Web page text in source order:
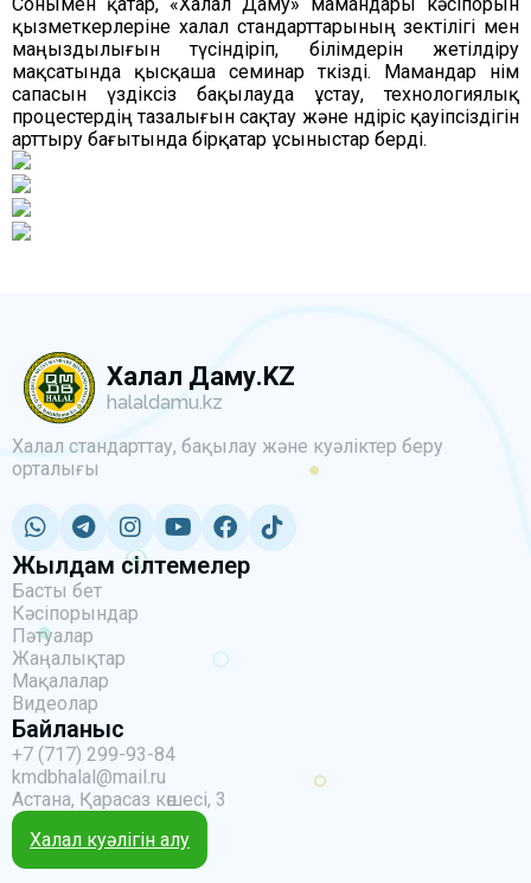
қызметкерлеріне халал стандарттарының өзектілігі мен
маңыздылығын түсіндіріп, білімдерін жетілдіру
мақсатында қысқаша семинар өткізді. Мамандар өнім
сапасын үздіксіз бақылауда ұстау, технологиялық
процестердің тазалығын сақтау және өндіріс қауіпсіздігін
арттыру бағытында бірқатар ұсыныстар берді.
Халал Даму.KZ
halaldamu.kz
Халал стандарттау, бақылау және куәліктер беру
орталығы
Жылдам сілтемелер
Басты бет
Кәсіпорындар
Пәтуалар
Жаңалықтар
Мақалалар
Видеолар
Байланыс
+7 (717) 299-93-84
kmdbhalal@mail.ru
Астана, Қарасаз көшесі, 3
Халал куәлігін алу